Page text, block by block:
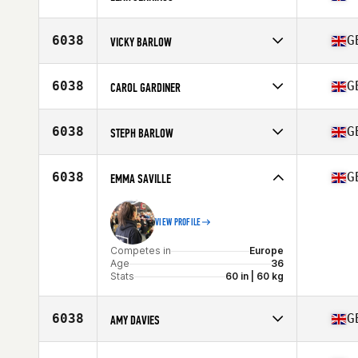
Age
37
Stats
6038 VICKY BARLOW
Age
33
6038 CAROL GARDINER
Age
33
Stats
6038 STEPH BARLOW
Age
30
Stats
6038 EMMA SAVILLE
VIEW PROFILE
Competes in
Europe
Age
36
Stats
60 in | 60 kg
6038 AMY DAVIES